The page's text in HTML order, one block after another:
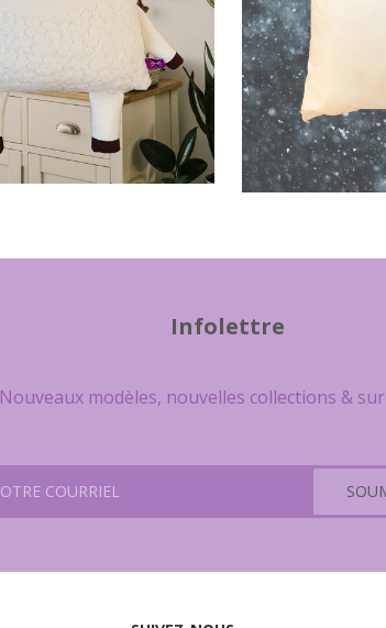
Infolettre
Nouveaux modèles, nouvelles collections &